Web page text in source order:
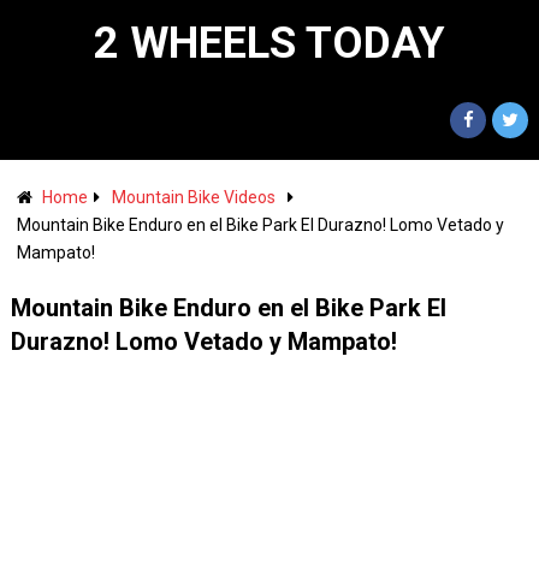
2 WHEELS TODAY
Home
Mountain Bike Videos
Mountain Bike Enduro en el Bike Park El Durazno! Lomo Vetado y
Mampato!
Mountain Bike Enduro en el Bike Park El
Durazno! Lomo Vetado y Mampato!